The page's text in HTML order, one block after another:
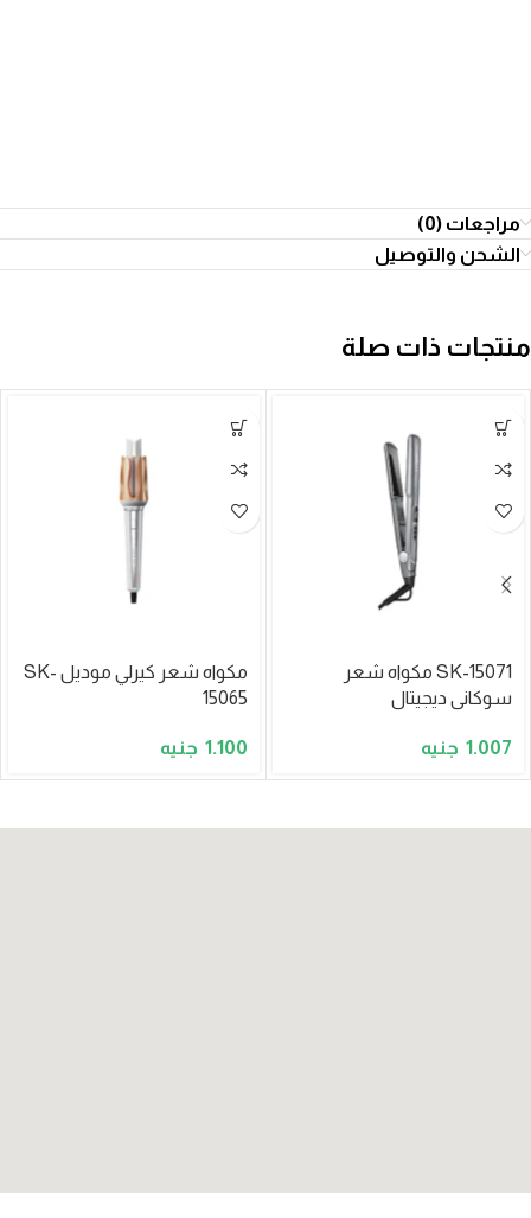
مراجعات (0)
الشحن والتوصيل
منتجات ذات صلة
SK-15071 مكواه شعر
سوكانى ديجيتال
1.007
مكواه شعر كيرلي موديل SK-
15065
1.100